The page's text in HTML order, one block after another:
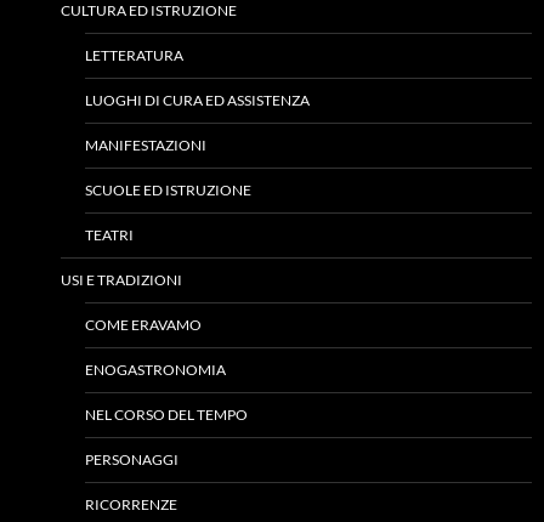
CULTURA ED ISTRUZIONE
LETTERATURA
LUOGHI DI CURA ED ASSISTENZA
MANIFESTAZIONI
SCUOLE ED ISTRUZIONE
TEATRI
USI E TRADIZIONI
COME ERAVAMO
ENOGASTRONOMIA
NEL CORSO DEL TEMPO
PERSONAGGI
RICORRENZE